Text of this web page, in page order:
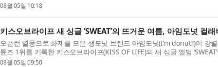
의류수...
08월 05일 10:18
키스오브라이프 새 싱글 ‘SWEAT’의 뜨거운 여름, 아임도넛 컬
오픈런 열풍으로 화제를 모은 생도넛 브랜드 아임도넛(I’m donut?)이 강
튠즈 1위를 기록한 키스오브라이프(KISS OF LIFE)의 새 싱글 앨범
났다. 아...
08월 05일 09:50